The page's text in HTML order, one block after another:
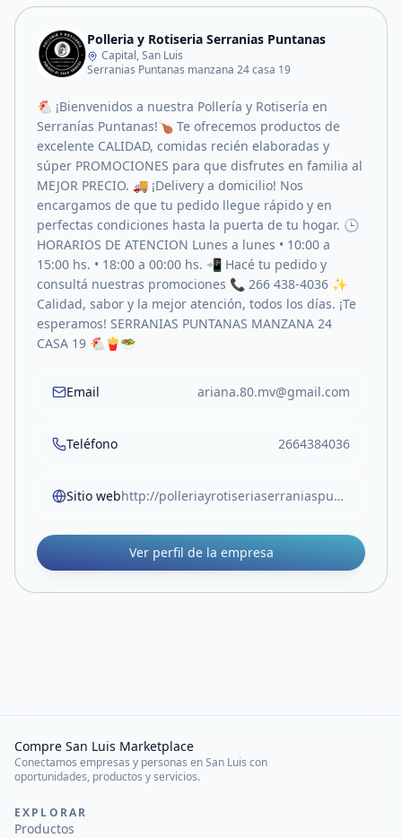
Polleria y Rotiseria Serranias Puntanas
Capital, San Luis
Serranias Puntanas manzana 24 casa 19
🐔 ¡Bienvenidos a nuestra Pollería y Rotisería en
Serranías Puntanas!🍗 Te ofrecemos productos de
excelente CALIDAD, comidas recién elaboradas y
súper PROMOCIONES para que disfrutes en familia al
MEJOR PRECIO. 🚚 ¡Delivery a domicilio! Nos
encargamos de que tu pedido llegue rápido y en
perfectas condiciones hasta la puerta de tu hogar. 🕒
HORARIOS DE ATENCION Lunes a lunes • 10:00 a
15:00 hs. • 18:00 a 00:00 hs. 📲 Hacé tu pedido y
consultá nuestras promociones 📞 266 438-4036 ✨
Calidad, sabor y la mejor atención, todos los días. ¡Te
esperamos! SERRANIAS PUNTANAS MANZANA 24
CASA 19 🐔🍟🥗
Email ariana.80.mv@gmail.com
Teléfono 2664384036
Sitio web http://polleriayrotiseriaserraniaspuntanas
Ver perfil de la empresa
Compre San Luis Marketplace
Conectamos empresas y personas en San Luis con
oportunidades, productos y servicios.
EXPLORAR
Productos